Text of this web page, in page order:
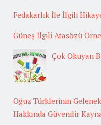
Fedakarlık İle İlgili
Güneş İlgili Atasözü
Çok Okuyan
Oğuz Türklerinin
Hakkında Güvenilir